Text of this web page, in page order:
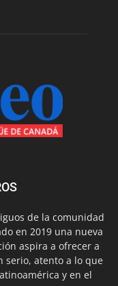
de la comunidad
en 2019 una nueva
aspira a ofrecer a
serio, atento a lo que
y en el